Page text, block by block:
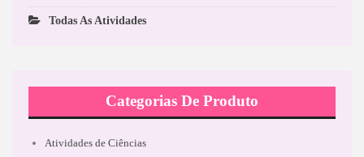
Todas As Atividades
Categorias De Produto
Atividades de Ciências